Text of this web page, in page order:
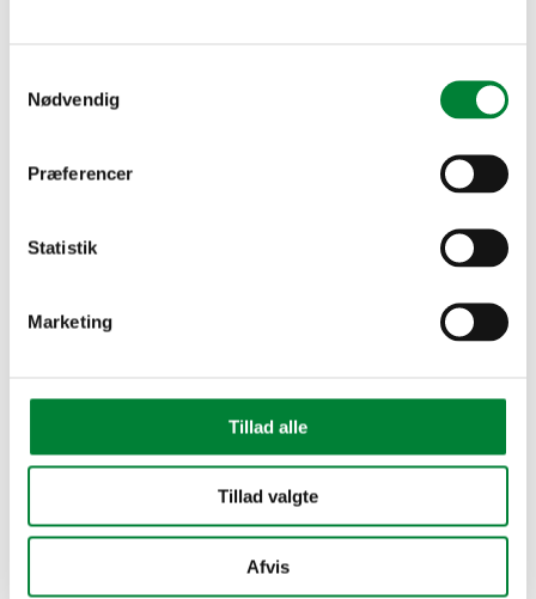
Nødvendig
Præferencer
Statistik
Marketing
Tillad alle
Tillad valgte
Afvis
FOR ET TILBUD